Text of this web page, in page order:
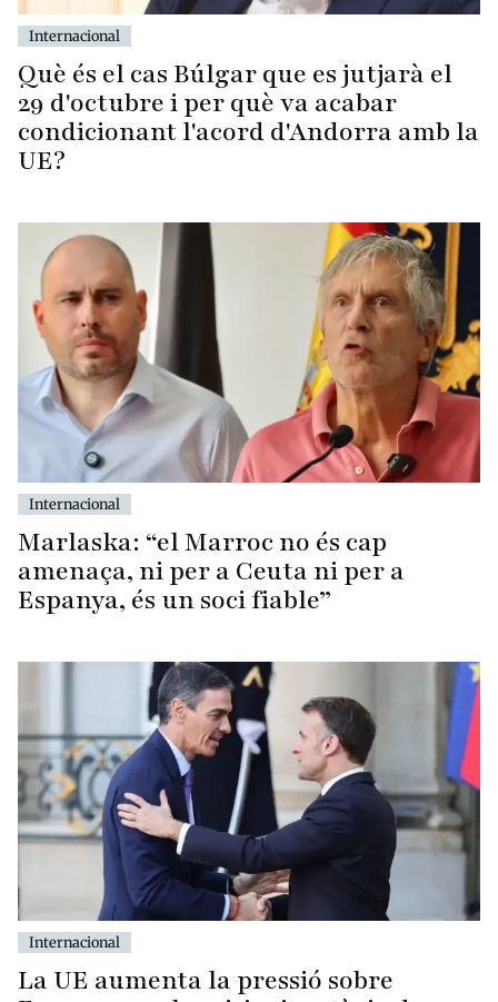
Internacional
Què és el cas Búlgar que es jutjarà el
29 d'octubre i per què va acabar
condicionant l'acord d'Andorra amb la
UE?
Internacional
Marlaska: “el Marroc no és cap
amenaça, ni per a Ceuta ni per a
Espanya, és un soci fiable”
Internacional
La UE aumenta la pressió sobre